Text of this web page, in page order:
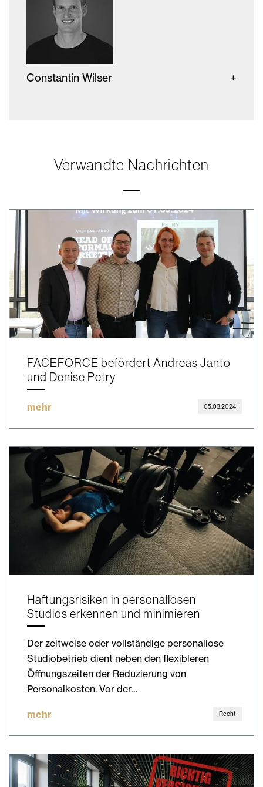
Constantin Wilser
Verwandte Nachrichten
FACEFORCE befördert Andreas Janto
und Denise Petry
mehr 05.03.2024
Haftungsrisiken in personallosen
Studios erkennen und minimieren
Der zeitweise oder vollständige personallose
Studiobetrieb dient neben den flexibleren
Öffnungszeiten der Reduzierung von
Personalkosten. Vor der…
mehr Recht